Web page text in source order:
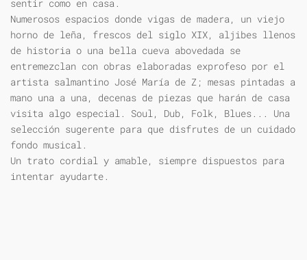
sentir como en casa.
Numerosos espacios donde vigas de madera, un viejo
horno de leña, frescos del siglo XIX, aljibes llenos
de historia o una bella cueva abovedada se
entremezclan con obras elaboradas exprofeso por el
artista salmantino José María de Z; mesas pintadas a
mano una a una, decenas de piezas que harán de casa
visita algo especial. Soul, Dub, Folk, Blues... Una
selección sugerente para que disfrutes de un cuidado
fondo musical.
Un trato cordial y amable, siempre dispuestos para
intentar ayudarte.